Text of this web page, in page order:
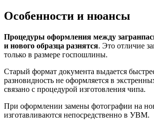
Особенности и нюансы
Процедуры оформления между
и нового образца разнятся. Это отличие
только в размере госпошлины.
Старый формат документа выдается
разновидность не оформляется в
связано с процедурой изготовления чипа.
При оформлении замены фотографии на
изготавливаются непосредственно в УВМ.